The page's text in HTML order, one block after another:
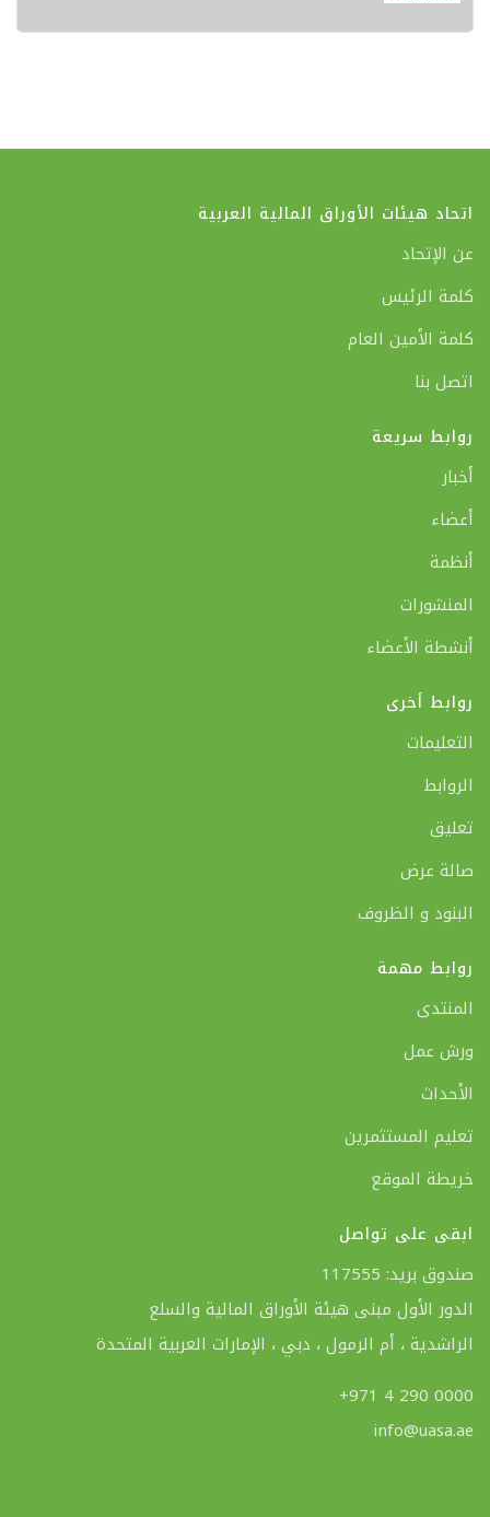
اتحاد هيئات الأوراق المالية العربية
عن الإتحاد
كلمة الرئيس
كلمة الأمين العام
اتصل بنا
روابط سريعة
أخبار
أعضاء
أنظمة
المنشورات
أنشطة الأعضاء
روابط أخرى
التعليمات
الروابط
تعليق
صالة عرض
البنود و الظروف
روابط مهمة
المنتدى
ورش عمل
الأحداث
تعليم المستثمرين
خريطة الموقع
ابقى على تواصل
صندوق بريد: 117555
الدور الأول مبنى هيئة الأوراق المالية والسلع
الراشدية ، أم الرمول ، دبي ، الإمارات العربية المتحدة
+971 4 290 0000
info@uasa.ae